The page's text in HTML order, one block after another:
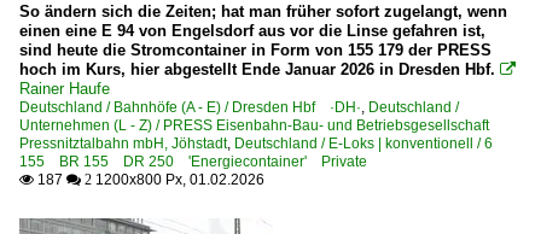
So ändern sich die Zeiten; hat man früher sofort zugelangt, wenn
einen eine E 94 von Engelsdorf aus vor die Linse gefahren ist,
sind heute die Stromcontainer in Form von 155 179 der PRESS
hoch im Kurs, hier abgestellt Ende Januar 2026 in Dresden Hbf. 
Rainer Haufe
Deutschland / Bahnhöfe (A - E) / Dresden Hbf ·DH·, Deutschland /
Unternehmen (L - Z) / PRESS Eisenbahn-Bau- und Betriebsgesellschaft
Pressnitztalbahn mbH, Jöhstadt, Deutschland / E-Loks | konventionell / 6
155 BR 155 DR 250 'Energiecontainer' Private
 187  2 1200x800 Px, 01.02.2026